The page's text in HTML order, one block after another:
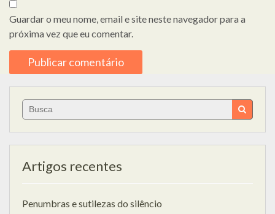
Guardar o meu nome, email e site neste navegador para a
próxima vez que eu comentar.
Search
for:
Artigos recentes
Penumbras e sutilezas do silêncio